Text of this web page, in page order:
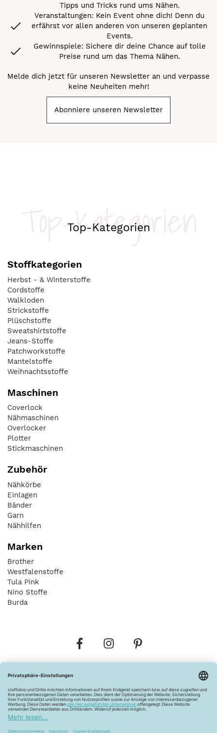
Tipps und Tricks rund ums Nähen.
Veranstaltungen: Kein Event ohne dich! Denn du
erfährst vor allen anderen von unseren geplanten
Events.
Gewinnspiele: Sichere dir deine Chance auf tolle
Preise rund um das Thema Nähen.
Melde dich jetzt für unseren Newsletter an und verpasse
keine Neuheiten mehr!
Abonniere unseren Newsletter
Top-Kategorien
Top-Kategorien
Stoffkategorien
Herbst - & Winterstoffe
Cordstoffe
Walkloden
Strickstoffe
Plüschstoffe
Sweatshirtstoffe
Jeans-Stoffe
Patchworkstoffe
Mantelstoffe
Weihnachtsstoffe
Maschinen
Coverlock
Nähmaschinen
Overlocker
Plotter
Stickmaschinen
Zubehör
Nähkörbe
Einlagen
Bänder
Garn
Nähhilfen
Marken
Brother
Westfalenstoffe
Tula Pink
Nino Stoffe
Burda
Widerrufsbelehrung Vertrag widerrufen
Barrierefreiheitserklärung